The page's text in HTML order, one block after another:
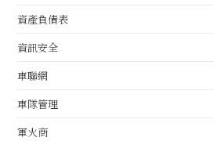
資產負債表
資訊安全
車聯網
車隊管理
軍火商